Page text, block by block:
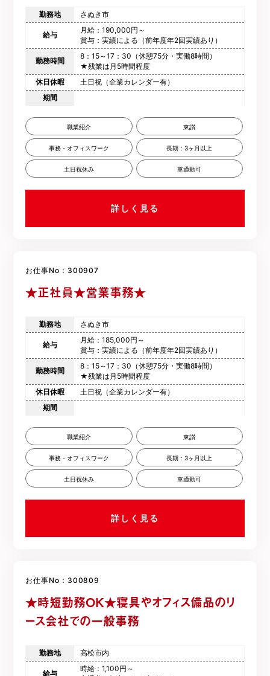
勤務地 さぬき市
給与
月給：190,000円～
賞与：実績による（前年度年2回実績あり）
勤務時間
8：15～17：30（休憩75分・実働8時間）
★残業は月5時間程度
休日休暇
土日祝（企業カレンダー有）
期間
職業紹介 東讃
事務・オフィスワーク 長期：3ヶ月以上
土日祝休み 車通勤可
詳しく見る
お仕事No：300907
★正社員★営業事務★
勤務地 さぬき市
給与
月給：185,000円～
賞与：実績による（前年度年2回実績あり）
勤務時間
8：15～17：30（休憩75分・実働8時間）
★残業は月5時間程度
休日休暇
土日祝（企業カレンダー有）
期間
職業紹介 東讃
事務・オフィスワーク 長期：3ヶ月以上
土日祝休み 車通勤可
詳しく見る
お仕事No：300809
★時短勤務OK★寝具やオフィス備品のリ
ース会社での一般事務
勤務地 高松市内
給与
時給：1,100円～